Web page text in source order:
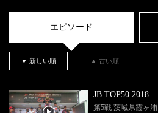
エピソード
▼ 新しい順 ▲ 古い順
JB TOP50 2018
第5戦 茨城県霞ヶ浦